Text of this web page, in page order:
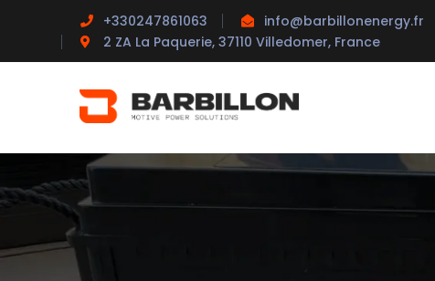
+330247861063
info@barbillonenergy.fr
2 ZA La Paquerie, 37110 Villedomer, France